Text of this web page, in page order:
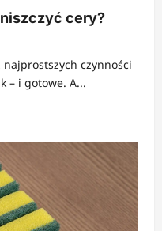
cery?
czynności
– i gotowe. A...